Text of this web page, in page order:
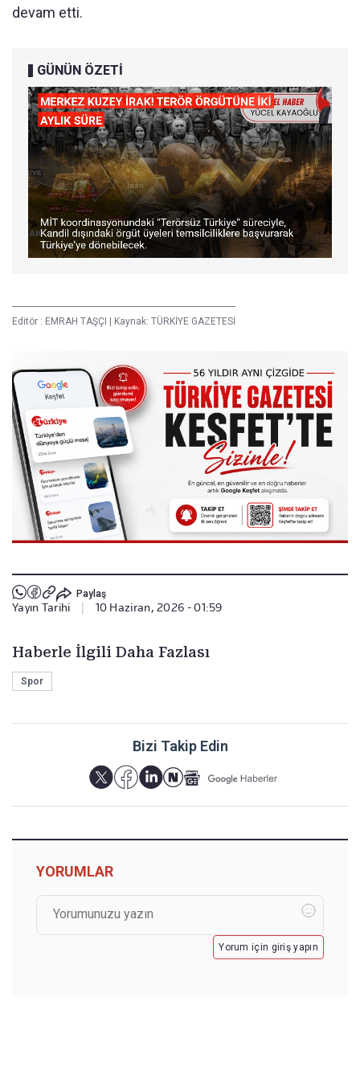
devam etti.
GÜNÜN ÖZETİ
Editör : EMRAH TAŞÇI | Kaynak: TÜRKİYE GAZETESİ
Paylaş
Yayın Tarihi 10 Haziran, 2026 - 01:59
Haberle İlgili Daha Fazlası
Spor
Bizi Takip Edin
YORUMLAR
Yorum için giriş yapın